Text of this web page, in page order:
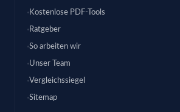
Kostenlose PDF-Tools
Ratgeber
So arbeiten wir
Unser Team
Vergleichssiegel
Sitemap